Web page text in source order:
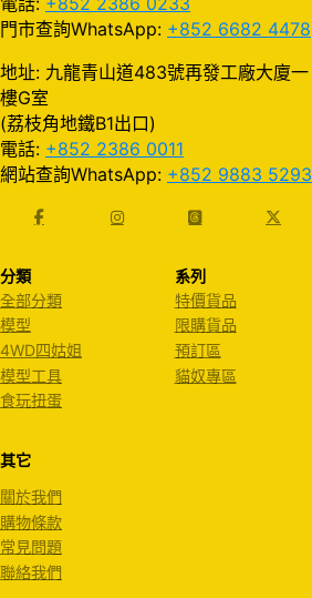
門市查詢WhatsApp: +852 6682 4478
地址: 九龍青山道483號再發工廠大廈一
樓G室
(荔枝角地鐵B1出口)
電話: +852 2386 0011
網站查詢WhatsApp: +852 9883 5293
分類
全部分類
模型
4WD四姑姐
模型工具
食玩扭蛋
系列
特價貨品
限購貨品
預訂區
貓奴專區
其它
關於我們
購物條款
常見問題
聯絡我們